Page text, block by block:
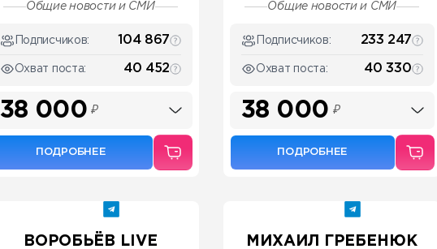
Общие новости и СМИ
Подписчиков: 104 867
Охват поста: 40 452
38 000₽
ПОДРОБНЕЕ
Общие новости и СМИ
Подписчиков: 233 247
Охват поста: 40 330
38 000 ₽
ПОДРОБНЕЕ
ВОРОБЬЁВ LIVE МИХАИЛ ГРЕБЕНЮК